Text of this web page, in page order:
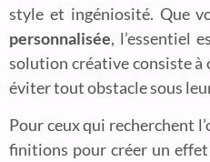
style et ingéniosité. Que
personnalisée, l’essentiel
solution créative consiste à
éviter tout obstacle sous
Pour ceux qui recherchent
finitions pour créer un